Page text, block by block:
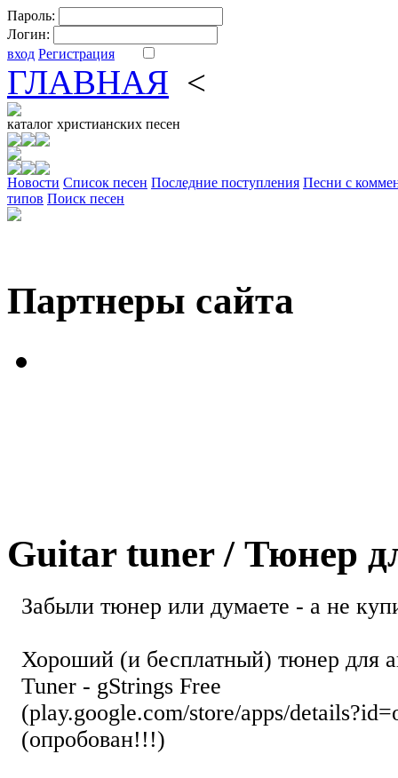
Пароль:
Логин:
вход Регистрация
ГЛАВНАЯ <
каталог христианских песен
Новости Cписок песен Последние поступления Песни с
типов Поиск песен
Партнеры сайта
Guitar tuner / Тюнер
Забыли тюнер или думаете - а не
Хороший (и бесплатный) тюнер для
Tuner - gStrings Free
(play.google.com/store/apps/
(опробован!!!)